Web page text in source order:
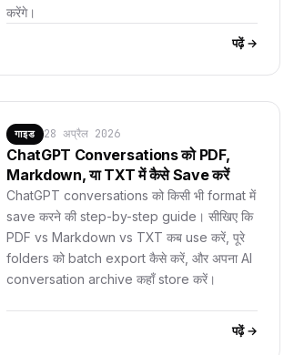
करेंगे।
पढ़ें →
गाइड 28 अप्रैल 2026
ChatGPT Conversations को PDF,
Markdown, या TXT में कैसे Save करें
ChatGPT conversations को किसी भी format में
save करने की step-by-step guide। सीखिए कि
PDF vs Markdown vs TXT कब use करें, पूरे
folders को batch export कैसे करें, और अपना AI
conversation archive कहाँ store करें।
पढ़ें →